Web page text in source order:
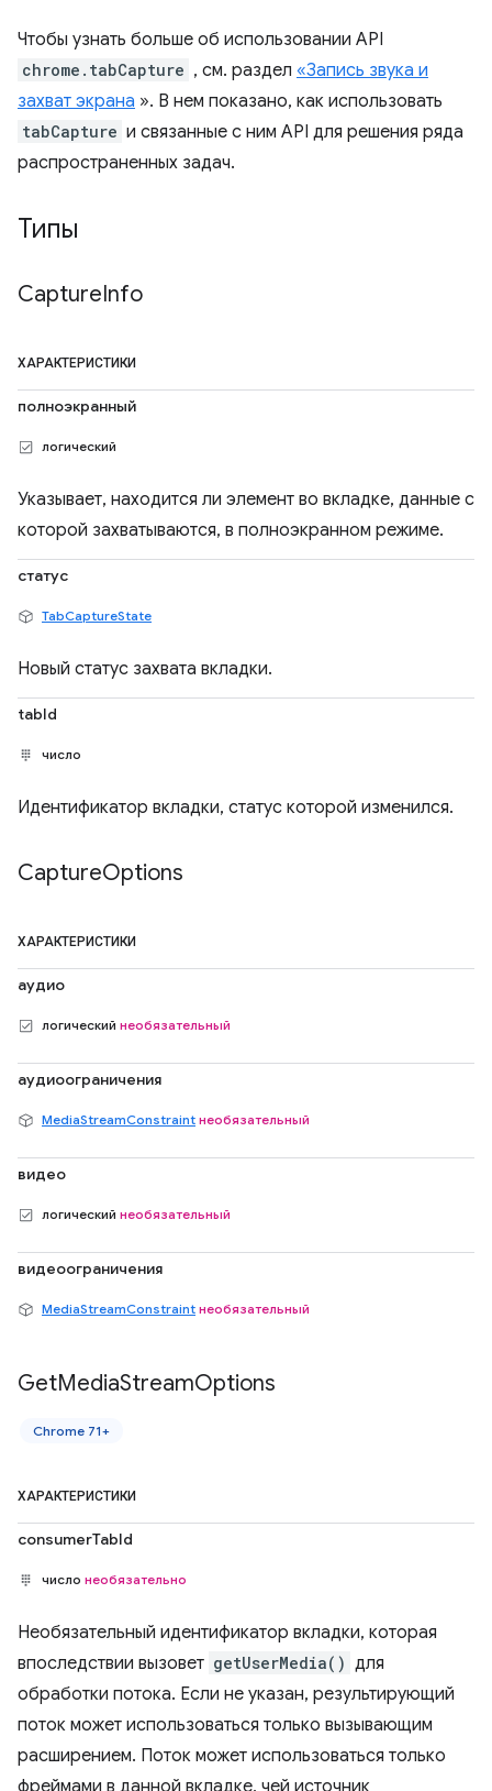
Чтобы узнать больше об использовании API
chrome.tabCapture , см. раздел «Запись звука и
захват экрана ». В нем показано, как использовать
tabCapture и связанные с ним API для решения ряда
распространенных задач.
Типы
CaptureInfo
ХАРАКТЕРИСТИКИ
полноэкранный
логический
Указывает, находится ли элемент во вкладке, данные с
которой захватываются, в полноэкранном режиме.
статус
TabCaptureState
Новый статус захвата вкладки.
tabId
число
Идентификатор вкладки, статус которой изменился.
CaptureOptions
ХАРАКТЕРИСТИКИ
аудио
логический необязательный
аудиоограничения
MediaStreamConstraint необязательный
видео
логический необязательный
видеоограничения
MediaStreamConstraint необязательный
GetMediaStreamOptions
Chrome 71+
ХАРАКТЕРИСТИКИ
consumerTabId
число необязательно
Необязательный идентификатор вкладки, которая
впоследствии вызовет getUserMedia() для
обработки потока. Если не указан, результирующий
поток может использоваться только вызывающим
расширением. Поток может использоваться только
фреймами в данной вкладке, чей источник